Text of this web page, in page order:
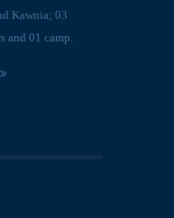
Kawnia; 03
and 01 camp.